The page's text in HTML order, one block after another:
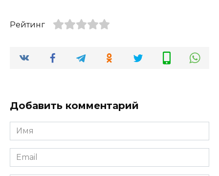
Рейтинг
Добавить комментарий
Имя
*
Email
*